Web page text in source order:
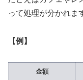
って処理が分かれま
【例】
金額